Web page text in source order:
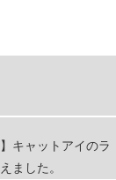
キャットアイのラ
ました。